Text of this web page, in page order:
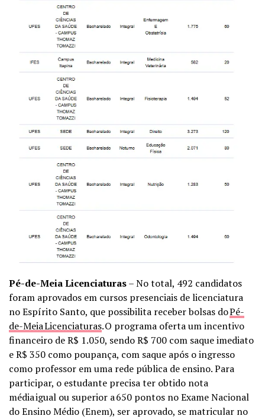
Pé-de-Meia Licenciaturas– No total, 492 candidatos
foram aprovados em cursos presenciais de licenciatura
no Espírito Santo, que possibilita receber bolsas doPé-
de-Meia Licenciaturas. O programa oferta um incentivo
financeiro de R$ 1.050, sendo R$ 700 com saque imediato
e R$ 350 como poupança, com saque após o ingresso
como professor em uma rede pública de ensino. Para
participar, o estudante precisa ter obtido nota
média igual ou superior a 650 pontos no Exame Nacional
do Ensino Médio (Enem), ser aprovado, se matricular no